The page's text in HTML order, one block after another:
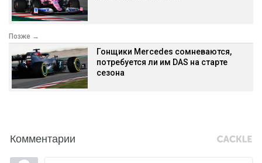
Позже →
Гонщики Mercedes сомневаются,
потребуется ли им DAS на старте
сезона
Комментарии